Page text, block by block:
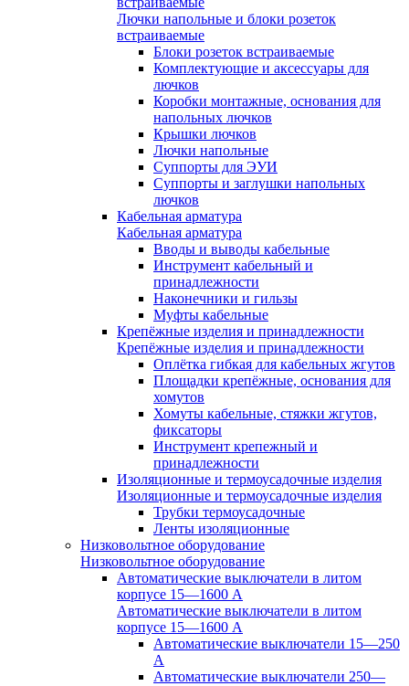
Лючки напольные и блоки розеток
встраиваемые
Блоки розеток встраиваемые
Комплектующие и аксессуары для
лючков
Коробки монтажные, основания для
напольных лючков
Крышки лючков
Лючки напольные
Суппорты для ЭУИ
Суппорты и заглушки напольных
лючков
Кабельная арматура
Кабельная арматура
Вводы и выводы кабельные
Инструмент кабельный и
принадлежности
Наконечники и гильзы
Муфты кабельные
Крепёжные изделия и принадлежности
Крепёжные изделия и принадлежности
Оплётка гибкая для кабельных жгутов
Площадки крепёжные, основания для
хомутов
Хомуты кабельные, стяжки жгутов,
фиксаторы
Инструмент крепежный и
принадлежности
Изоляционные и термоусадочные изделия
Изоляционные и термоусадочные изделия
Трубки термоусадочные
Ленты изоляционные
Низковольтное оборудование
Низковольтное оборудование
Автоматические выключатели в литом
корпусе 15—1600 А
Автоматические выключатели в литом
корпусе 15—1600 А
Автоматические выключатели 15—250
А
Автоматические выключатели 250—